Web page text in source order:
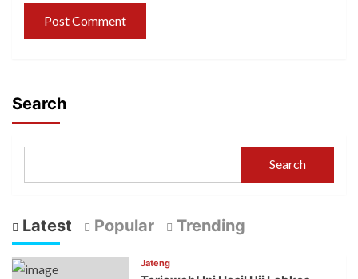
Search
Search
Latest Popular Trending
Jateng